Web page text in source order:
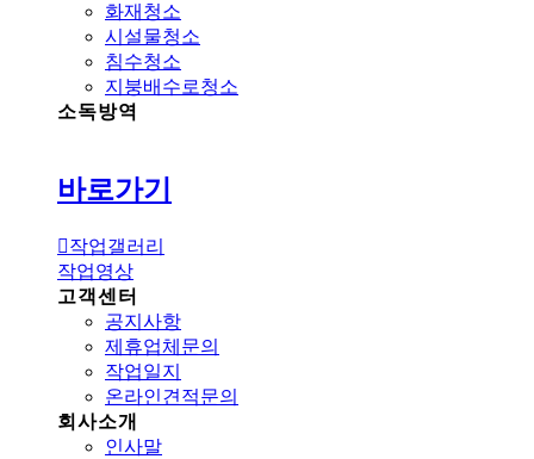
화재청소
시설물청소
침수청소
지붕배수로청소
소독방역
바로가기
작업갤러리
작업영상
고객센터
공지사항
제휴업체문의
작업일지
온라인견적문의
회사소개
인사말